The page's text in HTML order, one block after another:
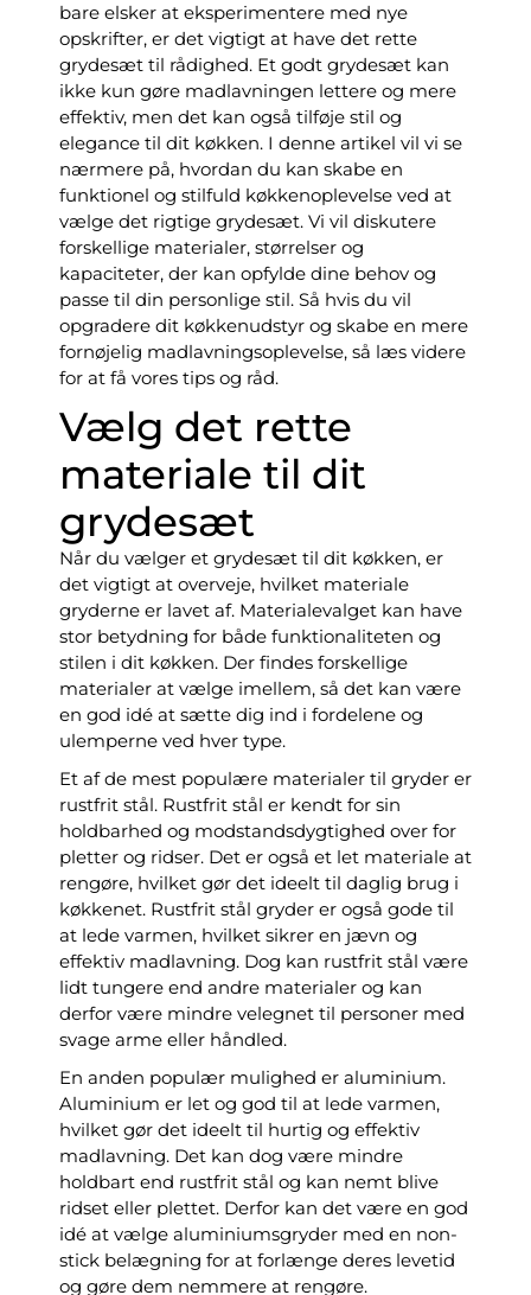
bare elsker at eksperimentere med nye
opskrifter, er det vigtigt at have det rette
grydesæt til rådighed. Et godt grydesæt kan
ikke kun gøre madlavningen lettere og mere
effektiv, men det kan også tilføje stil og
elegance til dit køkken. I denne artikel vil vi se
nærmere på, hvordan du kan skabe en
funktionel og stilfuld køkkenoplevelse ved at
vælge det rigtige grydesæt. Vi vil diskutere
forskellige materialer, størrelser og
kapaciteter, der kan opfylde dine behov og
passe til din personlige stil. Så hvis du vil
opgradere dit køkkenudstyr og skabe en mere
fornøjelig madlavningsoplevelse, så læs videre
for at få vores tips og råd.
Vælg det rette
materiale til dit
grydesæt
Når du vælger et grydesæt til dit køkken, er
det vigtigt at overveje, hvilket materiale
gryderne er lavet af. Materialevalget kan have
stor betydning for både funktionaliteten og
stilen i dit køkken. Der findes forskellige
materialer at vælge imellem, så det kan være
en god idé at sætte dig ind i fordelene og
ulemperne ved hver type.
Et af de mest populære materialer til gryder er
rustfrit stål. Rustfrit stål er kendt for sin
holdbarhed og modstandsdygtighed over for
pletter og ridser. Det er også et let materiale at
rengøre, hvilket gør det ideelt til daglig brug i
køkkenet. Rustfrit stål gryder er også gode til
at lede varmen, hvilket sikrer en jævn og
effektiv madlavning. Dog kan rustfrit stål være
lidt tungere end andre materialer og kan
derfor være mindre velegnet til personer med
svage arme eller håndled.
En anden populær mulighed er aluminium.
Aluminium er let og god til at lede varmen,
hvilket gør det ideelt til hurtig og effektiv
madlavning. Det kan dog være mindre
holdbart end rustfrit stål og kan nemt blive
ridset eller plettet. Derfor kan det være en god
idé at vælge aluminiumsgryder med en non-
stick belægning for at forlænge deres levetid
og gøre dem nemmere at rengøre.